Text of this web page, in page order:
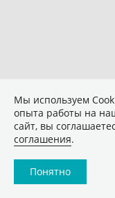
Мы используем
опыта работы на
сайт, вы
соглашения.
Понятно